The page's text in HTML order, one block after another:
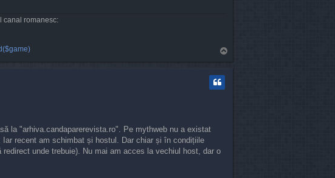
canal romanesc:
p
la "arhiva.candaparerevista.ro". Pe mythweb nu a existat
recent am schimbat și hostul. Dar chiar și în condițiile
unde trebuie). Nu mai am acces la vechiul host, dar o